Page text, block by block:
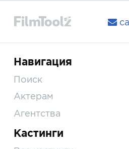
Навигация
Поиск
Актерам
Агентства
Кастинги